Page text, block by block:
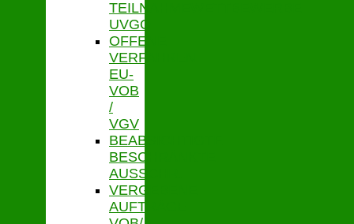
TEILNAHMEWETTBEWERBE
UVGO
OFFENE
VERFAHREN
EU-
VOB
/
VGV
BEABSICHTIGTE
BESCHRÄNKTE
AUSSCHR.
VERGEBENE
AUFTRÄGE